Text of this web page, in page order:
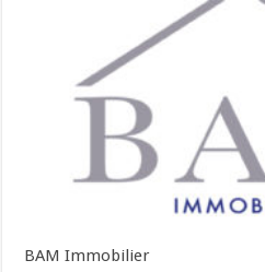
BAM Immobilier